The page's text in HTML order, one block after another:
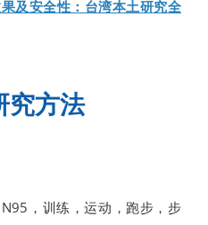
及安全性：台湾本土研究全
究方法
，训练，运动，跑步，步